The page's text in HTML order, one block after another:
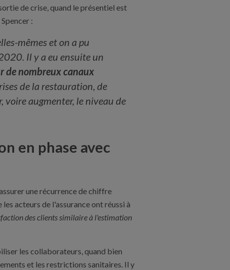
de crise, quand le présentiel est
:
mêmes et on a pu
Il y a eu ensuite un
de nombreux canaux
de la restauration, de
voire augmenter, le niveau de
en phase avec
une récurrence de chiffre
acteurs de l'assurance ont réussi à
des clients similaire à l'estimation
les collaborateurs, quand bien
et les restrictions sanitaires. Il y